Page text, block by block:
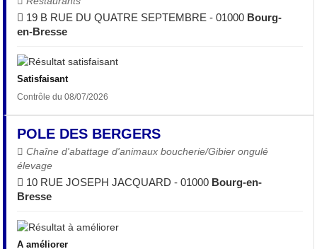
19 B RUE DU QUATRE SEPTEMBRE - 01000 Bourg-
en-Bresse
Satisfaisant
Contrôle du 08/07/2026
POLE DES BERGERS
Chaîne d'abattage d'animaux boucherie/Gibier ongulé
élevage
10 RUE JOSEPH JACQUARD - 01000 Bourg-en-
Bresse
A améliorer